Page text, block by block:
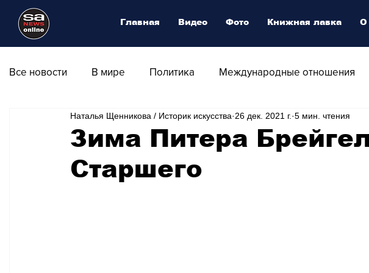
Все новости В мире Политика Международные отношения
Общество Армия Аналитика Наука и Технологии
Транспорт Культура Магия искусства
Зима Питера
Старшего
Наталья Щенникова / Историк искусства 26 дек. 2021 г. 5 мин. чтения
Главная Видео Фото Книжная лавка О